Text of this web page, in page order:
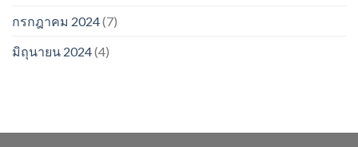
กรกฎาคม 2024(7)
มิถุนายน 2024(4)